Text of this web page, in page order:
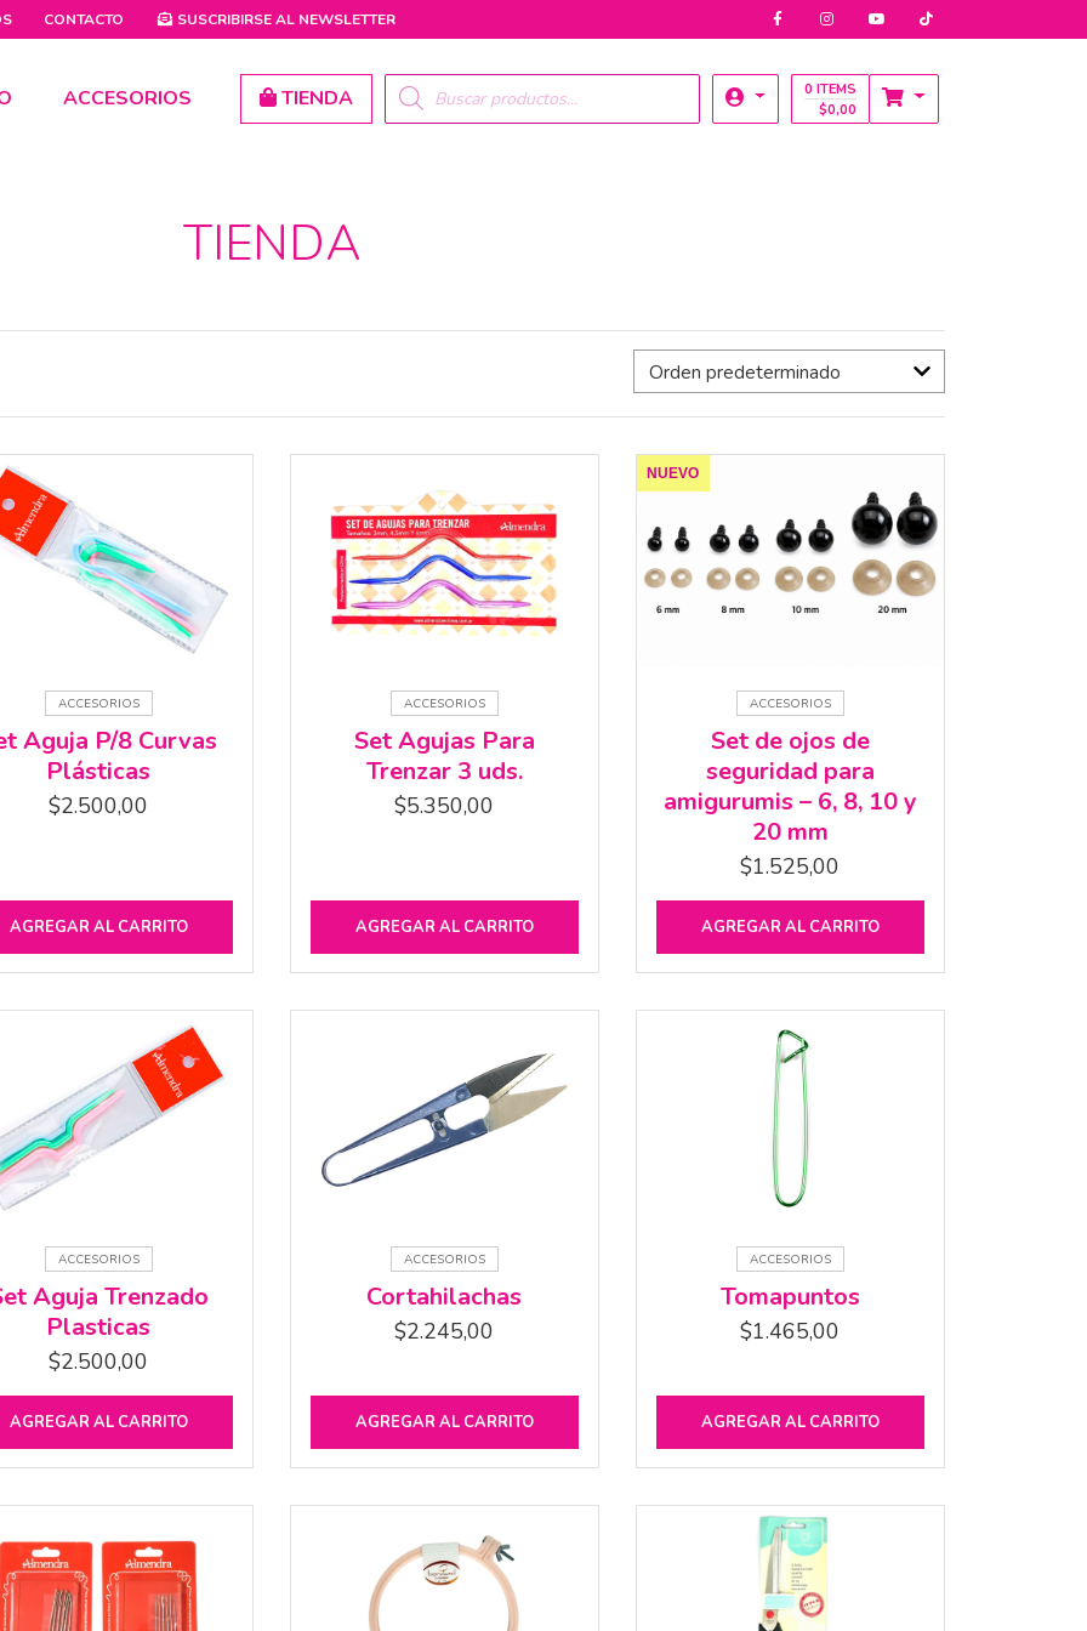
CONTACTO SUSCRIBIRSE AL NEWSLETTER
ACCESORIOS TIENDA
PRODUCTS
SEARCH
0 ITEMS
$0,00
TIENDA
ACCESORIOS
Aguja P/8 Curvas
Plásticas
$2.500,00
AGREGAR AL CARRITO
ACCESORIOS
Set Agujas Para
Trenzar 3 uds.
$5.350,00
AGREGAR AL CARRITO
NUEVO
ACCESORIOS
Set de ojos de
seguridad para
amigurumis – 6, 8, 10 y
20 mm
$1.525,00
AGREGAR AL CARRITO
ACCESORIOS
Aguja Trenzado
Plasticas
$2.500,00
AGREGAR AL CARRITO
ACCESORIOS
Cortahilachas
$2.245,00
AGREGAR AL CARRITO
ACCESORIOS
Tomapuntos
$1.465,00
AGREGAR AL CARRITO